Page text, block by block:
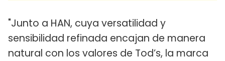
"Junto a HAN, cuya versatilidad y
sensibilidad refinada encajan de manera
natural con los valores de Tod’s, la marca